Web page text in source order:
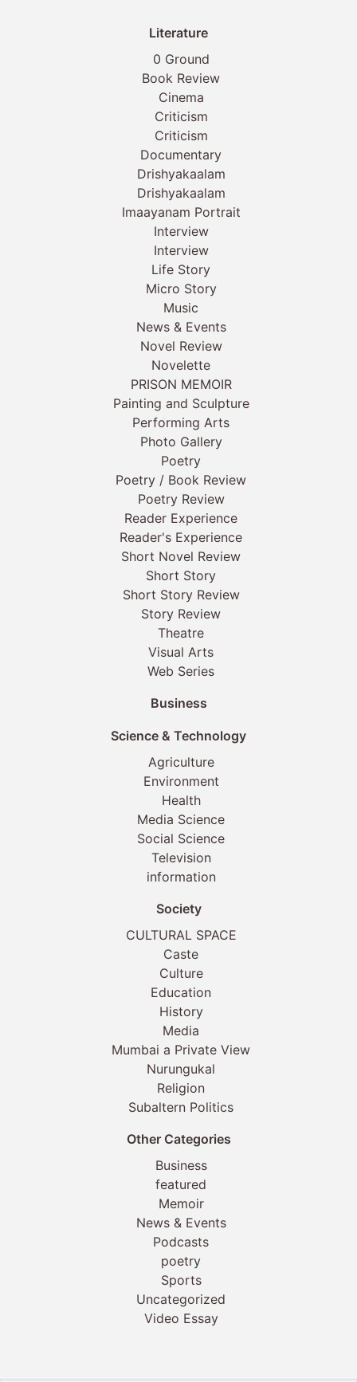
Literature
0 Ground
Book Review
Cinema
Criticism
Criticism
Documentary
Drishyakaalam
Drishyakaalam
Imaayanam Portrait
Interview
Interview
Life Story
Micro Story
Music
News & Events
Novel Review
Novelette
PRISON MEMOIR
Painting and Sculpture
Performing Arts
Photo Gallery
Poetry
Poetry / Book Review
Poetry Review
Reader Experience
Reader's Experience
Short Novel Review
Short Story
Short Story Review
Story Review
Theatre
Visual Arts
Web Series
Business
Science & Technology
Agriculture
Environment
Health
Media Science
Social Science
Television
information
Society
CULTURAL SPACE
Caste
Culture
Education
History
Media
Mumbai a Private View
Nurungukal
Religion
Subaltern Politics
Other Categories
Business
featured
Memoir
News & Events
Podcasts
poetry
Sports
Uncategorized
Video Essay